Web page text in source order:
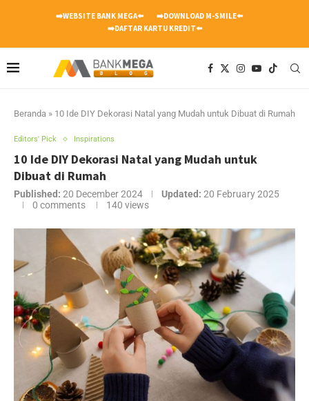
➡️WEBSITE BANK MEGA⬅️
➡️DOWNLOAD M-SMILE⬅️
➡️DAFTAR KARTU KREDIT⬅️
Beranda » 10 Ide DIY Dekorasi Natal yang Mudah untuk Dibuat di Rumah
Editors' Pick Inspirations
10 Ide DIY Dekorasi Natal yang Mudah untuk
Dibuat di Rumah
Published: 20 December 2024 Updated: 20 February 2025
0 comments
140 views